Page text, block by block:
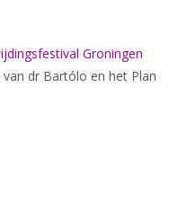
Groningen
dr Bartólo en het Plan